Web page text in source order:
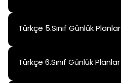
Türkçe 5.Sınıf Günlük Planlar
Türkçe 6.Sınıf Günlük Planlar